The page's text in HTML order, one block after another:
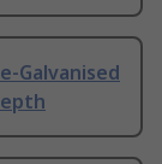
Galvanised